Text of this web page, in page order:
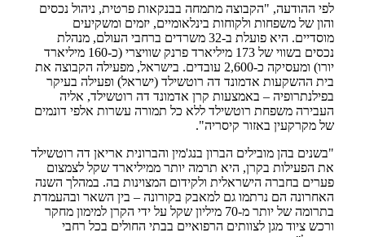
לפי ההודעה, "הקבוצה מתמחה בבנקאות פרטית, ניהול נכסים
והון של משפחות ולקוחות בינלאומיים, יזמים ומשקיעים
מוסדיים. היא פועלת ב-32 משרדים ברחבי העולם, מנהלת
נכסים בשווי של 173 מיליארד פרנק שוויצרי (כ-160 מיליארד
יורו) ומעסיקה כ-2,600 עובדים. בישראל, מפעילה הקבוצה את
בית ההשקעות אדמונד דה רוטשילד (ישראל) ופעילה בעיקר
בפילנתרופיה – באמצעות קרן אדמונד דה רוטשילד, אליה
העבירה משפחת רוטשילד ללא כל תמורה עשרות אלפי דונמים
של מקרקעין באזור קיסריה".
"בשנים בהן מובילים הברון בנג'מין והברונית אריאן דה רוטשילד
את הפעילות בקרן, היא תרמה יותר ממיליארד שקל לצמצום
פערים בחברה הישראלית ולקידום המצוינות בה. במהלך השנה
האחרונה הם נרתמו גם למאבק בקורונה – בין השאר ובהעמדת
בתרומה של יותר מ-70 מיליון שקל על ידי הקרן למימון מחקר
ורכש ציוד מגן לצוותים הרפואיים בבתי החולים בכל רחבי